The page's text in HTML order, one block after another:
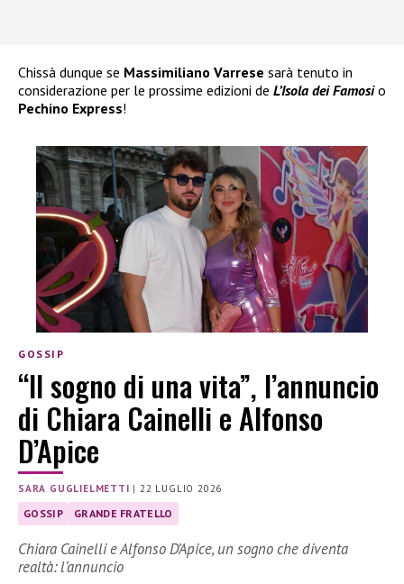
Chissà dunque se Massimiliano Varrese sarà tenuto in
considerazione per le prossime edizioni de L’Isola dei Famosio
Pechino Express!
GOSSIP
“Il sogno di una vita”, l’annuncio
di Chiara Cainelli e Alfonso
D’Apice
SARA GUGLIELMETTI | 22 LUGLIO 2026
GOSSIP GRANDE FRATELLO
Chiara Cainelli e Alfonso D’Apice, un sogno che diventa
realtà: l’annuncio